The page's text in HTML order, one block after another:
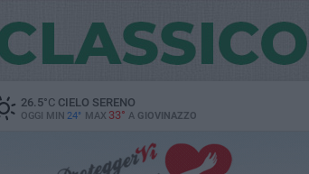
26.5°CCIELO SERENO
OGGI MIN 24° MAX 33° A GIOVINAZZO